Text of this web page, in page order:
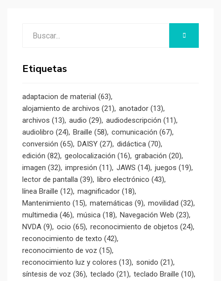
BUSCAR
Etiquetas
adaptacion de material (63)
alojamiento de archivos (21) anotador (13)
archivos (13) audio (29) audiodescripción (11)
audiolibro (24) Braille (58) comunicación (67)
conversión (65) DAISY (27) didáctica (70)
edición (82) geolocalización (16) grabación (20)
imagen (32) impresión (11) JAWS (14) juegos (19)
lector de pantalla (39) libro electrónico (43)
línea Braille (12) magnificador (18)
Mantenimiento (15) matemáticas (9) movilidad (32)
multimedia (46) música (18) Navegación Web (23)
NVDA (9) ocio (65) reconocimiento de objetos (24)
reconocimiento de texto (42)
reconocimiento de voz (15)
reconocimiento luz y colores (13) sonido (21)
síntesis de voz (36) teclado (21) teclado Braille (10)